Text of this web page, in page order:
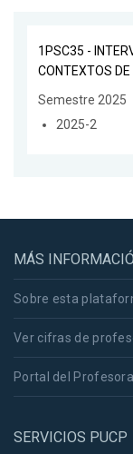
1PSC35 -
CONTEXTOS
Semestre 2025
2025-2
MÁS
Sobre esta
Ver cifras de
Portal del
SERVICIOS PUCP